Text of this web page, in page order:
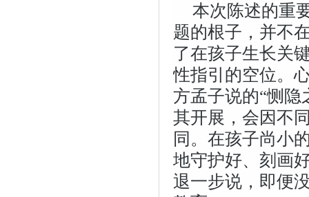
本次陈述的重
题的根子，并不
了在孩子生长关
性指引的空位。
方孟子说的“恻隐
其开展，会因不
同。在孩子尚小
地守护好、刻画
退一步说，即便